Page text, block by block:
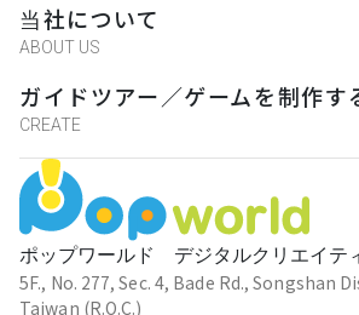
ポップワールド デジタルクリエイテ
5F., No. 277, Sec. 4, Bade Rd., Songshan
Taiwan (R.O.C.)
当社について
ABOUT US
ガイドツアー／ゲームを制作す
CREATE